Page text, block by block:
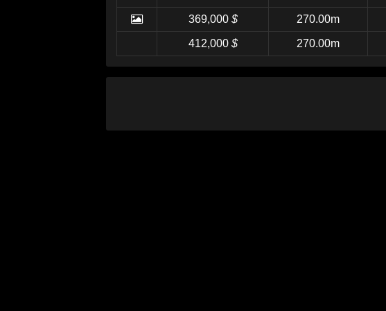
270.00m
$
369,000
270.00m
$
412,000